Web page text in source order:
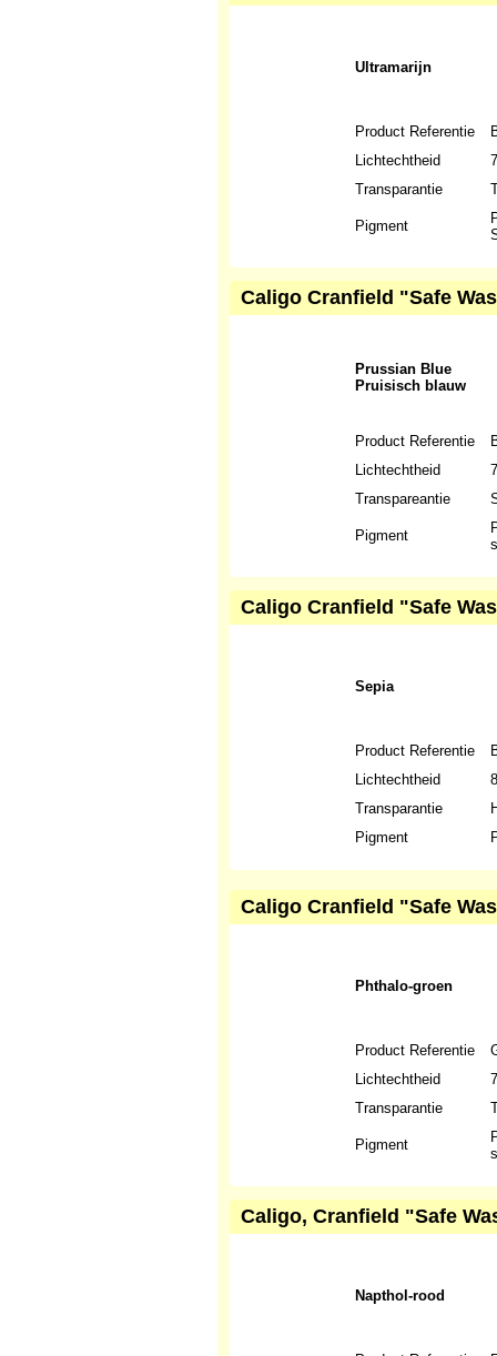
Ultramarijn
Product Referentie
Lichtechtheid
7
Transparantie
Pigment
Caligo Cranfield "Safe
Prussian Blue
Pruisisch blauw
Product Referentie
Lichtechtheid
7
Transpareantie
Pigment
Caligo Cranfield "Safe
Sepia
Product Referentie
Lichtechtheid
8
Transparantie
Pigment
Caligo Cranfield "Safe
Phthalo-groen
Product Referentie
Lichtechtheid
7
Transparantie
Pigment
Caligo, Cranfield "Safe
Napthol-rood